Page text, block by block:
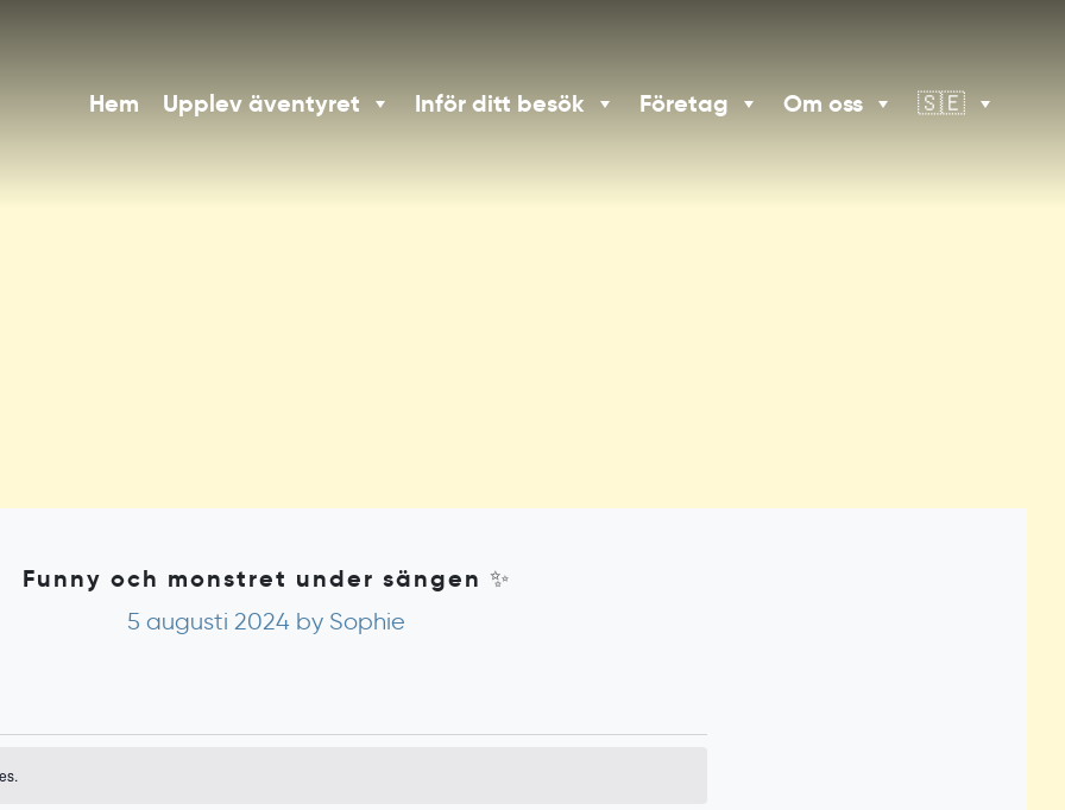
Hem Upplev äventyret Inför ditt besök Företag Om oss 🇸🇪
Funny och monstret under sängen ✨
5 augusti 2024 by Sophie